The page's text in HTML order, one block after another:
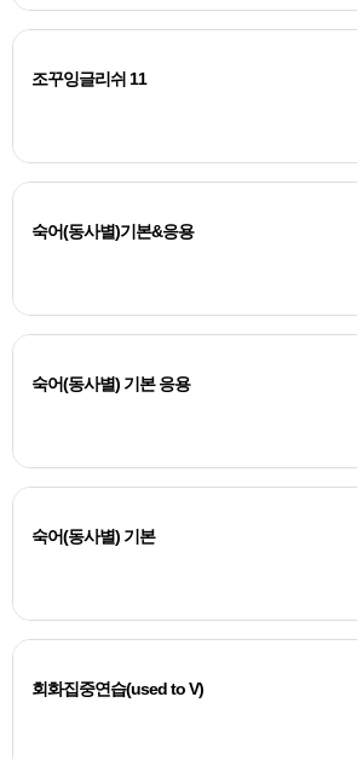
조꾸잉글리쉬 11
숙어(동사별)기본&응용
숙어(동사별) 기본 응용
숙어(동사별) 기본
회화집중연습(used to V)